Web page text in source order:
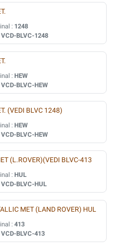
: 1248
VCD-BLVC-1248
: HEW
VCD-BLVC-HEW
(VEDI BLVC 1248)
: HEW
VCD-BLVC-HEW
(L.ROVER)(VEDI BLVC-413
: HUL
VCD-BLVC-HUL
MET (LAND ROVER) HUL
: 413
VCD-BLVC-413